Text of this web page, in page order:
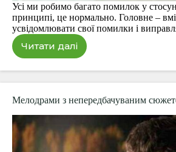
Усі ми робимо багато помилок у
принципі, це нормально. Головне –
усвідомлювати свої помилки і
Читати далі
Велика
у
стосунках.
Ніколи
робіть
Мелодрами з непередбачуваним